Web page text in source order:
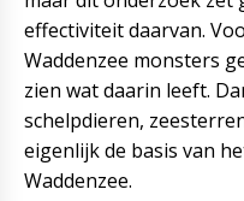
effectiviteit daarvan.
Waddenzee monsters
zien wat daarin leeft.
schelpdieren,
eigenlijk de basis van
Waddenzee.